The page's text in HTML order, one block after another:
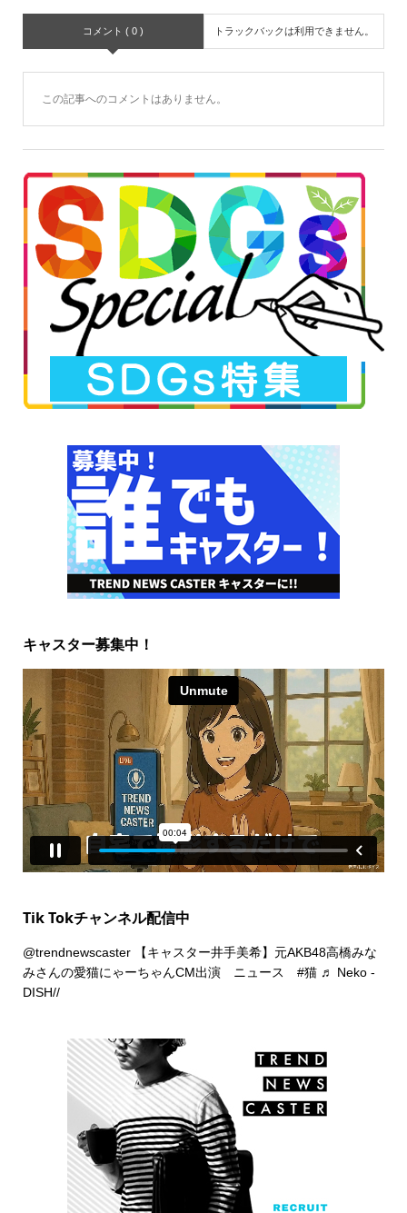
コメント ( 0 ) トラックバックは利用できません。
この記事へのコメントはありません。
キャスター募集中！
Tik Tokチャンネル配信中
@trendnewscaster【キャスター井手美希】元AKB48高橋みな
みさんの愛猫にゃーちゃんCM出演 ニュース #猫 ♬ Neko -
DISH//